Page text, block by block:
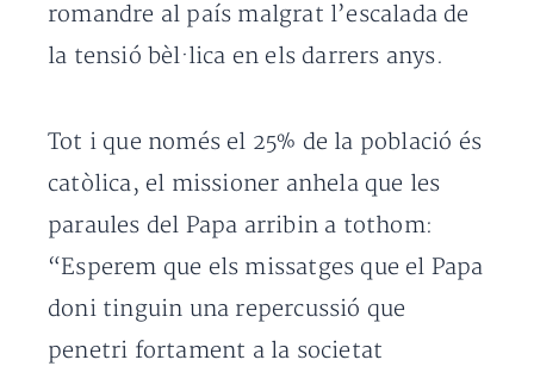
romandre al país malgrat l’escalada de
la tensió bèl·lica en els darrers anys.
Tot i que només el 25% de la població és
catòlica, el missioner anhela que les
paraules del Papa arribin a tothom:
“Esperem que els missatges que el Papa
doni tinguin una repercussió que
penetri fortament a la societat